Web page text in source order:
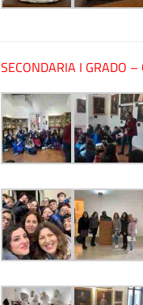
SECONDARIA I GRADO –